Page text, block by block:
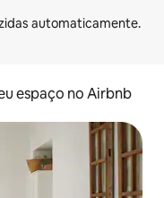
espaço no Airbnb